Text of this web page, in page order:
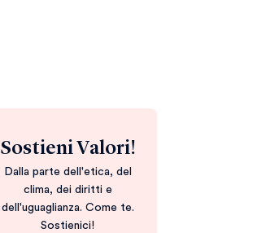
Sostieni Valori!
Dalla parte dell'etica, del
clima, dei diritti e
dell'uguaglianza. Come te.
Sostienici!